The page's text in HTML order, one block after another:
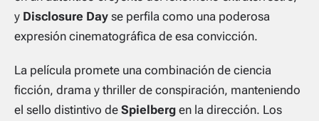
y Disclosure Day se perfila como una poderosa
expresión cinematográfica de esa convicción.
La película promete una combinación de ciencia
ficción, drama y thriller de conspiración, manteniendo
el sello distintivo de Spielberg en la dirección. Los